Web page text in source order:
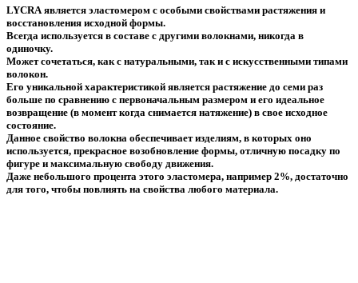
LYCRAявляется эластомером с особыми свойствами растяжения и
восстановления исходной формы.
Всегда используется в составе с другими волокнами, никогда в
одиночку.
Может сочетаться, как с натуральными, так и с искусственными типами
волокон.
Его уникальной характеристикой является растяжение до семи раз
больше по сравнению с первоначальным размером и его идеальное
возвращение (в момент когда снимается натяжение) в свое исходное
состояние.
Данное свойство волокна обеспечивает изделиям, в которых оно
используется, прекрасное возобновление формы, отличную посадку по
фигуре и максимальную свободу движения.
Даже небольшого процента этого эластомера, например 2%, достаточно
для того, чтобы повлиять на свойства любого материала.